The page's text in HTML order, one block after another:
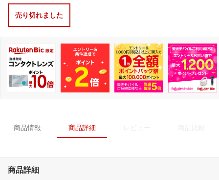
売り切れました
商品情報 商品詳細
商品詳細